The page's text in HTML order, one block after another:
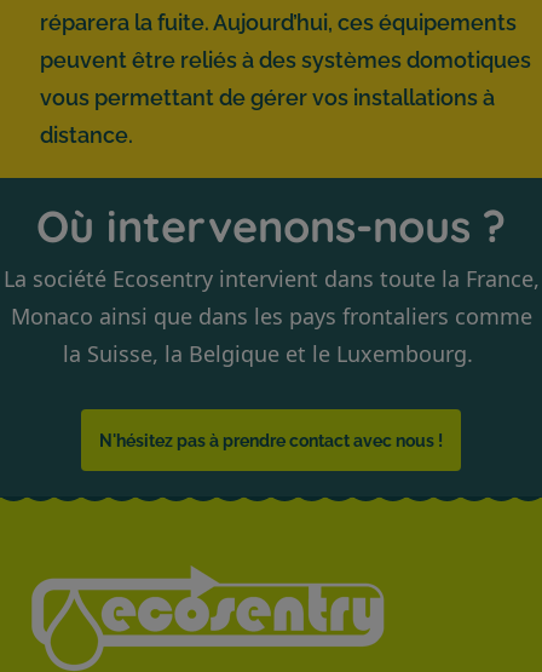
réparera la fuite. Aujourd’hui, ces équipements
peuvent être reliés à des systèmes domotiques
vous permettant de gérer vos installations à
distance.
Où intervenons-nous ?
La société Ecosentry intervient dans toute la France,
Monaco ainsi que dans les pays frontaliers comme
la Suisse, la Belgique et le Luxembourg.
N'hésitez pas à prendre contact avec nous !